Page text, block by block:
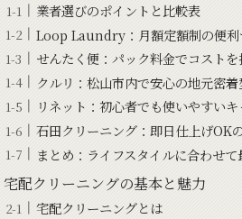
業者選びのポイントと比較表
Loop Laundry：月額定額制の便利
せんたく便：パック料金でコストを
クルリ：松山市内で安心の地元密着
リネット：初心者でも使いやすい
石田クリーニング：即日仕上げOK
まとめ：ライフスタイルに合わせ
宅配クリーニングの基本と魅力
宅配クリーニングとは